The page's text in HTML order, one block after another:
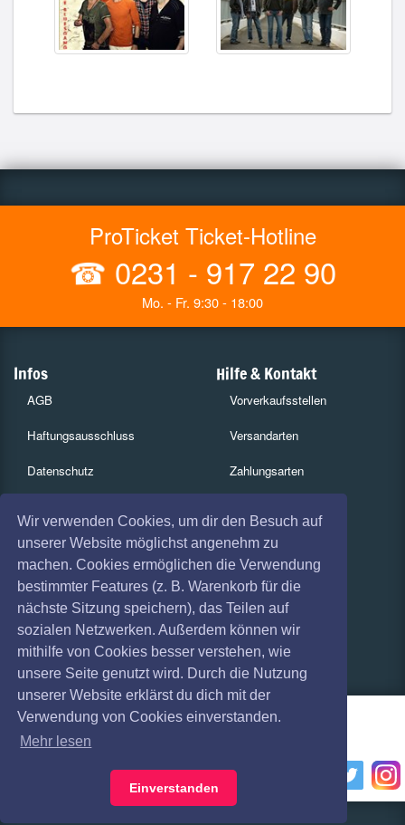
Wir verwenden Cookies, um dir den Besuch auf
unserer Website möglichst angenehm zu
machen. Cookies ermöglichen die Verwendung
bestimmter Features (z. B. Warenkorb für die
nächste Sitzung speichern), das Teilen auf
sozialen Netzwerken. Außerdem können wir
mithilfe von Cookies besser verstehen, wie
unsere Seite genutzt wird. Durch die Nutzung
unserer Website erklärst du dich mit der
Verwendung von Cookies einverstanden.
Mehr lesen
Einverstanden
ProTicket Ticket-Hotline
☎ 0231 - 917 22 90
Mo. - Fr. 9:30 - 18:00
Infos
AGB
Haftungsausschluss
Datenschutz
Impressum
Absagen
Coronavirus (COVID 19)
Hilfe & Kontakt
Vorverkaufsstellen
Versandarten
Zahlungsarten
Services
Gutscheine
Geschäftskunden
Kartenrückgabe
Besucherregistrierung